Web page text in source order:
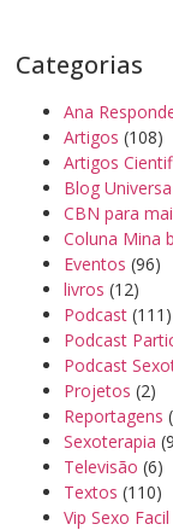
Categorias
Ana
Artigos (108)
Artigos
Blog Universa
CBN para
Coluna Mina
Eventos (96)
livros (12)
Podcast (111)
Podcast
Podcast
Projetos (2)
Reportagens
Sexoterapia
Televisão (6)
Textos (110)
Vip Sexo Facil